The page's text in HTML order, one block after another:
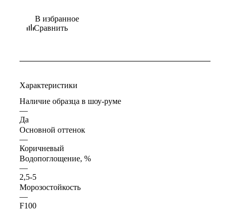
В избранное
Сравнить
Характеристики
Наличие образца в шоу-руме
—
Да
Основной оттенок
—
Коричневый
Водопоглощение, %
—
2,5-5
Морозостойкость
—
F100